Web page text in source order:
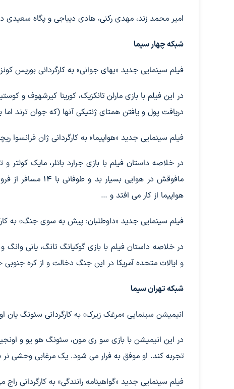
امیر محمد زند، مهدی رکنی، هادی دیباجی و پگاه سعیدی در
شبکه چهار سیما
فیلم سینمایی جدید «بهای جوانی» به کارگردانی بوریس کونز امروز ساعت ۲۰ و ۳۰ دقیقه از شبکه
در این فیلم با بازی مارلن تانکزیک، کورینا کیرشهوف و
دریافت پول و یافتن همتای ژنتیکی آنها (که جوان ترند
فیلم سینمایی جدید «هواپیما» به کارگردانی ژان فرانسوا ریچت پنج شنبه ساعت
در خلاصه داستان فیلم با بازی جرارد باتلر، مایک
مافوقش در هوایی
هواپیما از کار می افتد و …
فیلم سینمایی جدید «داوطلبان: پیش به سوی جنگ» به کارگردانی کایگه چن
و ایالات متحده آمریکا در این جنگ دخالت و از کره
شبکه تهران سیما
انیمیشن سینمایی «مرغک زیرک» به کارگردانی سئونگ یان اوه امروز ساعت ۹ از
در این انیمیشن با بازی سو ری مون، سئونگ هو یو و
تجربه کند. او موفق به فرار می شود. یک مرغابی وحشی
فیلم سینمایی جدید «گواهینامه رانندگی» به کارگردانی راج مهتا چهارشنبه